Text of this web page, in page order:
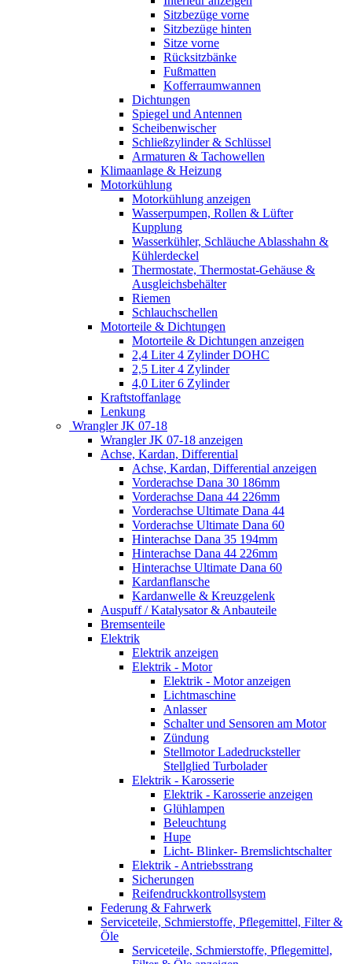
Sitzbezüge vorne
Sitzbezüge hinten
Sitze vorne
Rücksitzbänke
Fußmatten
Kofferraumwannen
Dichtungen
Spiegel und Antennen
Scheibenwischer
Schließzylinder & Schlüssel
Armaturen & Tachowellen
Klimaanlage & Heizung
Motorkühlung
Motorkühlung anzeigen
Wasserpumpen, Rollen & Lüfter
Kupplung
Wasserkühler, Schläuche Ablasshahn &
Kühlerdeckel
Thermostate, Thermostat-Gehäuse &
Ausgleichsbehälter
Riemen
Schlauchschellen
Motorteile & Dichtungen
Motorteile & Dichtungen anzeigen
2,4 Liter 4 Zylinder DOHC
2,5 Liter 4 Zylinder
4,0 Liter 6 Zylinder
Kraftstoffanlage
Lenkung
Wrangler JK 07-18
Wrangler JK 07-18 anzeigen
Achse, Kardan, Differential
Achse, Kardan, Differential anzeigen
Vorderachse Dana 30 186mm
Vorderachse Dana 44 226mm
Vorderachse Ultimate Dana 44
Vorderachse Ultimate Dana 60
Hinterachse Dana 35 194mm
Hinterachse Dana 44 226mm
Hinterachse Ultimate Dana 60
Kardanflansche
Kardanwelle & Kreuzgelenk
Auspuff / Katalysator & Anbauteile
Bremsenteile
Elektrik
Elektrik anzeigen
Elektrik - Motor
Elektrik - Motor anzeigen
Lichtmaschine
Anlasser
Schalter und Sensoren am Motor
Zündung
Stellmotor Ladedrucksteller
Stellglied Turbolader
Elektrik - Karosserie
Elektrik - Karosserie anzeigen
Glühlampen
Beleuchtung
Hupe
Licht- Blinker- Bremslichtschalter
Elektrik - Antriebsstrang
Sicherungen
Reifendruckkontrollsystem
Federung & Fahrwerk
Serviceteile, Schmierstoffe, Pflegemittel, Filter &
Öle
Serviceteile, Schmierstoffe, Pflegemittel,